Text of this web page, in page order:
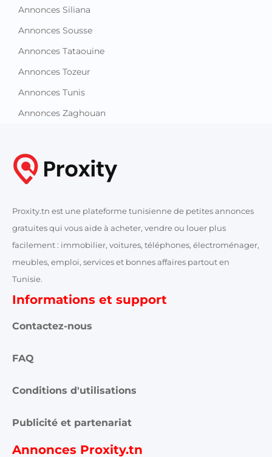
Annonces Siliana
Annonces Sousse
Annonces Tataouine
Annonces Tozeur
Annonces Tunis
Annonces Zaghouan
Proxity.tn est une plateforme tunisienne de petites annonces
gratuites qui vous aide à acheter, vendre ou louer plus
facilement : immobilier, voitures, téléphones, électroménager,
meubles, emploi, services et bonnes affaires partout en
Tunisie.
Informations et support
Contactez-nous
FAQ
Conditions d'utilisations
Publicité et partenariat
Annonces Proxity.tn